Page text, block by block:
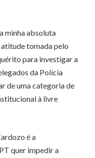
minha absoluta
atitude tomada pelo
para investigar a
da Polícia
de uma categoria de
à livre
é a
quer impedir a